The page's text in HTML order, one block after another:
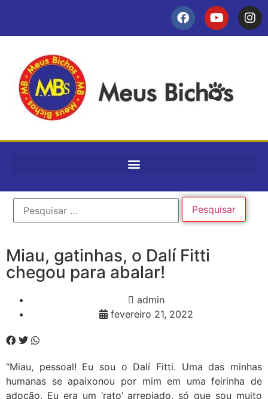
Miau, gatinhas, o Dalí Fitti
chegou para abalar!
admin
fevereiro 21, 2022
“Miau, pessoal! Eu sou o Dalí Fitti. Uma das minhas
humanas se apaixonou por mim em uma feirinha de
adoção. Eu era um ‘rato’ arrepiado, só que sou muito